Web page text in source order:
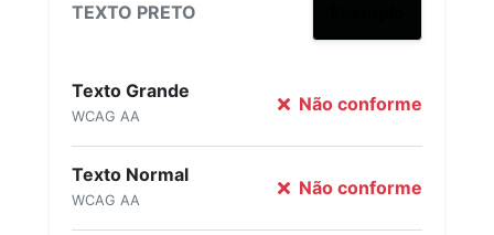
TEXTO PRETO
Texto Grande
WCAG AA
Não conforme
Texto Normal
WCAG AA
Não conforme